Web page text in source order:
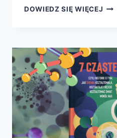
DOWIEDZ SIĘ WIĘCEJ
JAK